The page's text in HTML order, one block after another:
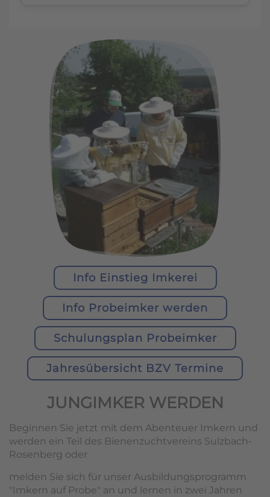
Info Einstieg Imkerei
Info Probeimker werden
Schulungsplan Probeimker
Jahresübersicht BZV Termine
JUNGIMKER WERDEN
Beginnen Sie jetzt mit dem Abenteuer Imkern und
werden ein Teil des Bienenzuchtvereins Sulzbach-
Rosenberg oder
melden Sie sich für unser Ausbildungsprogramm
"Imkern auf Probe" an und lernen in zwei Jahren